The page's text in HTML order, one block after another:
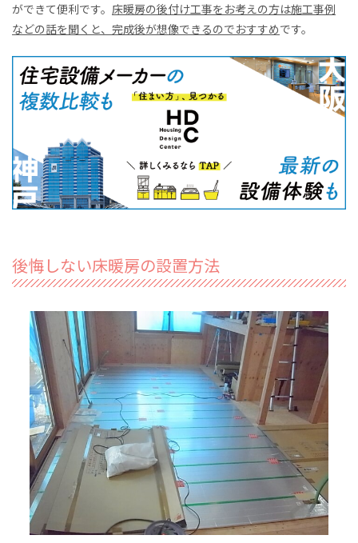
ができて便利です。 床暖房の後付け工事をお考えの方は施工事例
などの話を聞くと、完成後が想像できるのでおすすめです。
後悔しない床暖房の設置方法